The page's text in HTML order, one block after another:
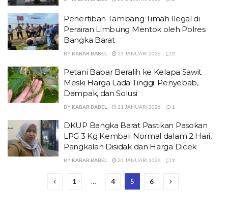
Penertiban Tambang Timah Ilegal di
Perairan Limbung Mentok oleh Polres
Bangka Barat
BY KABAR BABEL 23 JANUARI 2026 2
Petani Babar Beralih ke Kelapa Sawit
Meski Harga Lada Tinggi: Penyebab,
Dampak, dan Solusi
BY KABAR BABEL 21 JANUARI 2026 1
DKUP Bangka Barat Pastikan Pasokan
LPG 3 Kg Kembali Normal dalam 2 Hari,
Pangkalan Disidak dan Harga Dicek
BY KABAR BABEL 20 JANUARI 2026 2
1 … 4 5 6